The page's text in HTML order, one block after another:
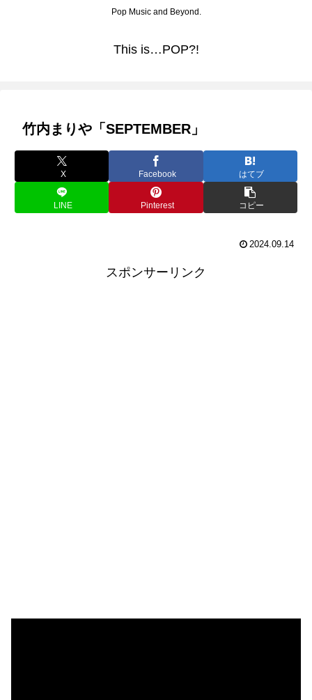
Pop Music and Beyond.
This is…POP?!
竹内まりや「SEPTEMBER」
X Facebook はてブ
LINE Pinterest コピー
2024.09.14
スポンサーリンク